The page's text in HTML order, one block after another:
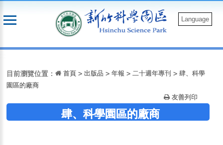
到
Language
目前瀏覽位置： 首頁 >出版品 >年報>二十週年專刊 >肆、科學
園區的廠商
友善列印
肆、科學園區的廠商